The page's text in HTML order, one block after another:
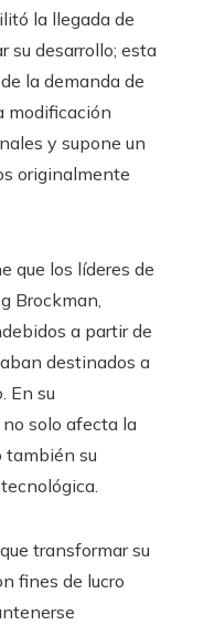
la llegada de
su desarrollo; esta
la demanda de
modificación
y supone un
originalmente
que los líderes de
Brockman,
a partir de
destinados a
En su
solo afecta la
también su
transformar su
fines de lucro